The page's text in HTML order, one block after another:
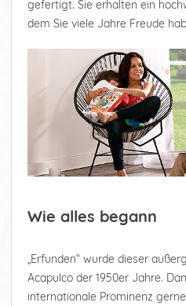
gefertigt. Sie erhalten ein
dem Sie viele Jahre Freude
Wie alles begann
„Erfunden“ wurde dieser
Acapulco der 1950er Jahre.
internationale Prominenz